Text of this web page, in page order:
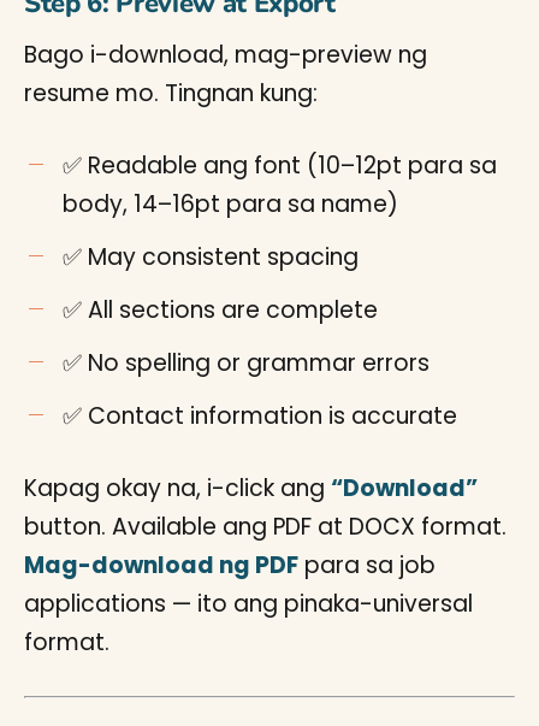
Bago i-download, mag-preview ng
resume mo. Tingnan kung:
✅ Readable ang font (10–12pt para sa
body, 14–16pt para sa name)
✅ May consistent spacing
✅ All sections are complete
✅ No spelling or grammar errors
✅ Contact information is accurate
Kapag okay na, i-click ang “Download”
button. Available ang PDF at DOCX format.
Mag-download ng PDF para sa job
applications — ito ang pinaka-universal
format.